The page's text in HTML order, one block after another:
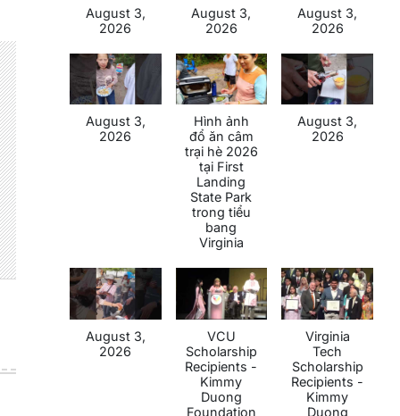
August 3,
2026
August 3,
2026
August 3,
2026
August 3,
2026
Hình ảnh
đổ ăn câm
trại hè 2026
tại First
Landing
State Park
trong tiểu
bang
Virginia
August 3,
2026
August 3,
2026
VCU
Scholarship
Recipients -
Kimmy
Duong
Foundation
Virginia
Tech
Scholarship
Recipients -
Kimmy
Duong